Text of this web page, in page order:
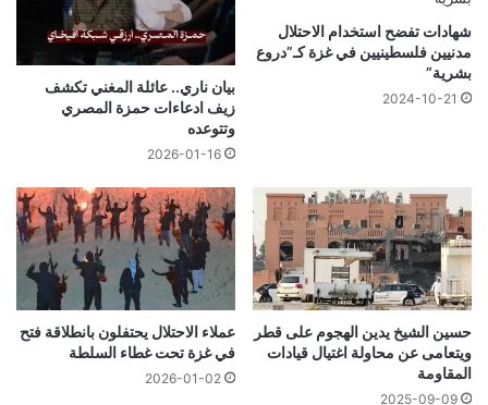
شهادات تفضح استخدام الاحتلال
مدنيين فلسطينيين في غزة كـ”دروع
بشرية”
2024-10-21
بيان ناري.. عائلة المغني تكشف
زيف ادعاءات حمزة المصري
وتتوعده
2026-01-16
حسين الشيخ يدين الهجوم على قطر
ويتعامى عن محاولة اغتيال قيادات
المقاومة
2025-09-09
عملاء الاحتلال يحتفلون بانطلاقة فتح
في غزة تحت غطاء السلطة
2026-01-02